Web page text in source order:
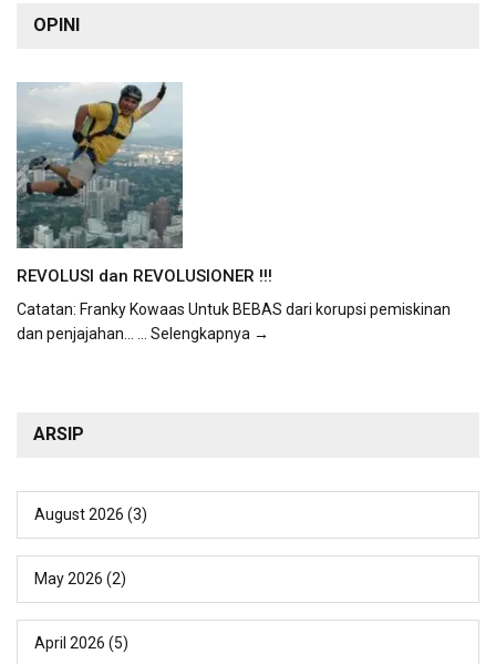
OPINI
REVOLUSI dan REVOLUSIONER !!!
Catatan: Franky Kowaas Untuk BEBAS dari korupsi pemiskinan
dan penjajahan...
... Selengkapnya →
ARSIP
August 2026 (3)
May 2026 (2)
April 2026 (5)